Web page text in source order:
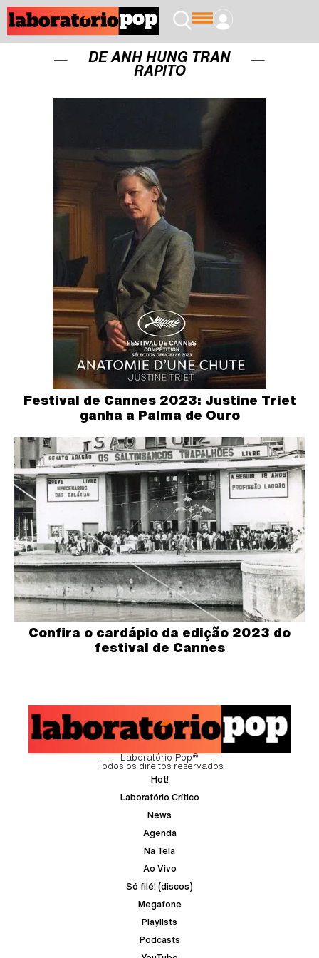
DE ANH HUNG TRAN
RAPITO
Festival de Cannes 2023: Justine Triet
ganha a Palma de Ouro
Confira o cardápio da edição 2023 do
festival de Cannes
Laboratório Pop®
Todos os direitos reservados
Hot!
Laboratório Crítico
News
Agenda
Na Tela
Ao Vivo
Só filé! (discos)
Megafone
Playlists
Podcasts